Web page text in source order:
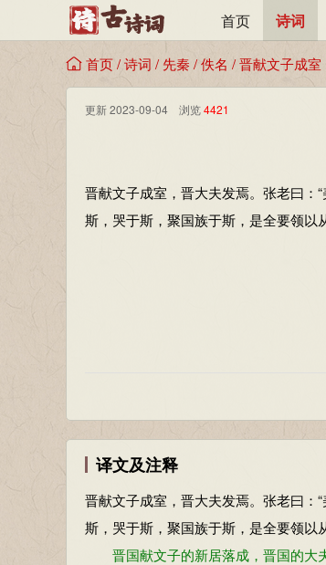
首页 诗词
首页/诗词 / 先秦 /佚名 /晋献文子成室
更新 2023-09-04 浏览4421
晋献文子成室，晋大夫发焉。张老曰：
斯，哭于斯，聚国族于斯，是全要领以
译文及注释
晋献文子成室，晋大夫发焉。张老曰：
斯，哭于斯，聚国族于斯，是全要领以
晋国献文子的新居落成，晋国的大